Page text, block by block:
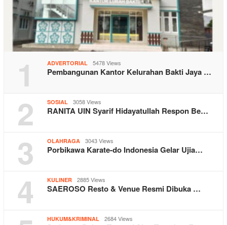
1 ADVERTORIAL 5478 Views
Pembangunan Kantor Kelurahan Bakti Jaya …
2 SOSIAL 3058 Views
RANITA UIN Syarif Hidayatullah Respon Be…
3 OLAHRAGA 3043 Views
Porbikawa Karate-do Indonesia Gelar Ujia…
4 KULINER 2885 Views
SAEROSO Resto & Venue Resmi Dibuka …
HUKUM&KRIMINAL 2684 Views